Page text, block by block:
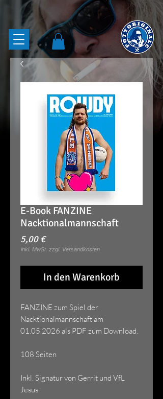
E-Book FANZINE
Nacktionalmannschaft
5,00 €Preis
In den Warenkorb
FANZINE zum Spiel der
Nacktionalmannschaft am
01.05.2026 als PDF zum Download.
108 Seiten
Inkl. Signatur von Gerrit und VfL
Jesus